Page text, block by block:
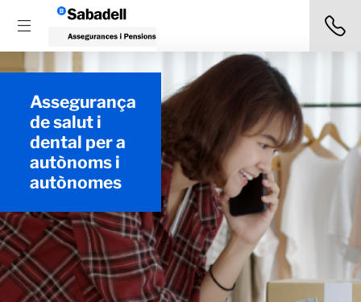
Assegurança
de salut i
dental per a
autònoms i
autònomes